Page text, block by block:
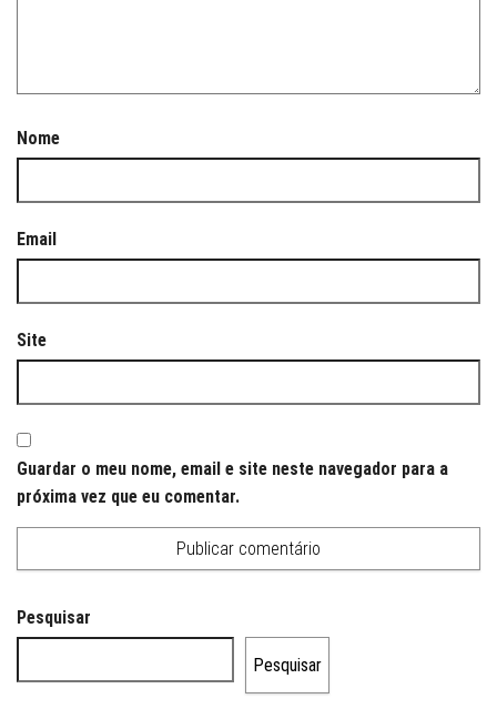
Nome
Email
Site
Guardar o meu nome, email e site neste navegador para a
próxima vez que eu comentar.
Pesquisar
Pesquisar